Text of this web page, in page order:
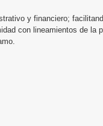
y financiero;
con lineamientos de la
regional y local.